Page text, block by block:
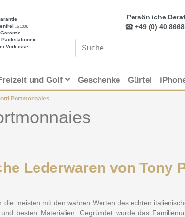
ab 100€
Packstationen
Vorkasse
Persönliche
+49 (0) 40
und Golf Geschenke Gürtel
Portmonnaies
Lederwaren von Tony
die meisten mit den wahren Werten des echten
besten Materialien. Gegründet wurde das